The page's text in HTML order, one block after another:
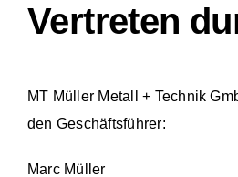
Vertreten
MT Müller Metall + Technik
den Geschäftsführer:
Marc Müller